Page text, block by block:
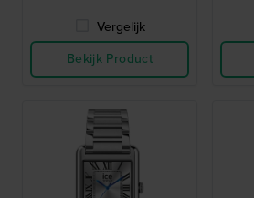
Vergelijk
Bekijk Product